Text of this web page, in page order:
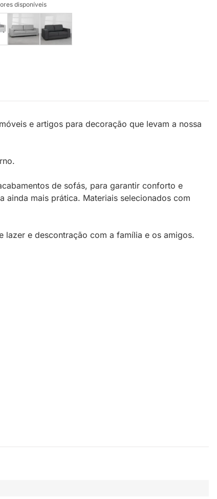
disponíveis
e artigos para decoração que levam a nossa
de sofás, para garantir conforto e
mais prática. Materiais selecionados com
e descontração com a família e os amigos.